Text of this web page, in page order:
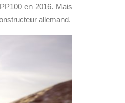
en 2016. Mais
allemand.